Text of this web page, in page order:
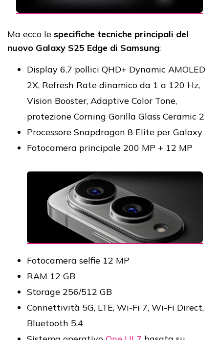
Ma ecco le specifiche tecniche principali del
nuovo Galaxy S25 Edge di Samsung:
Display 6,7 pollici QHD+ Dynamic AMOLED
2X, Refresh Rate dinamico da 1 a 120 Hz,
Vision Booster, Adaptive Color Tone,
protezione Corning Gorilla Glass Ceramic 2
Processore Snapdragon 8 Elite per Galaxy
Fotocamera principale 200 MP + 12 MP
Fotocamera selfie 12 MP
RAM 12 GB
Storage 256/512 GB
Connettività 5G, LTE, Wi-Fi 7, Wi-Fi Direct,
Bluetooth 5.4